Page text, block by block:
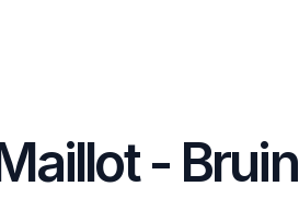
- Bruin